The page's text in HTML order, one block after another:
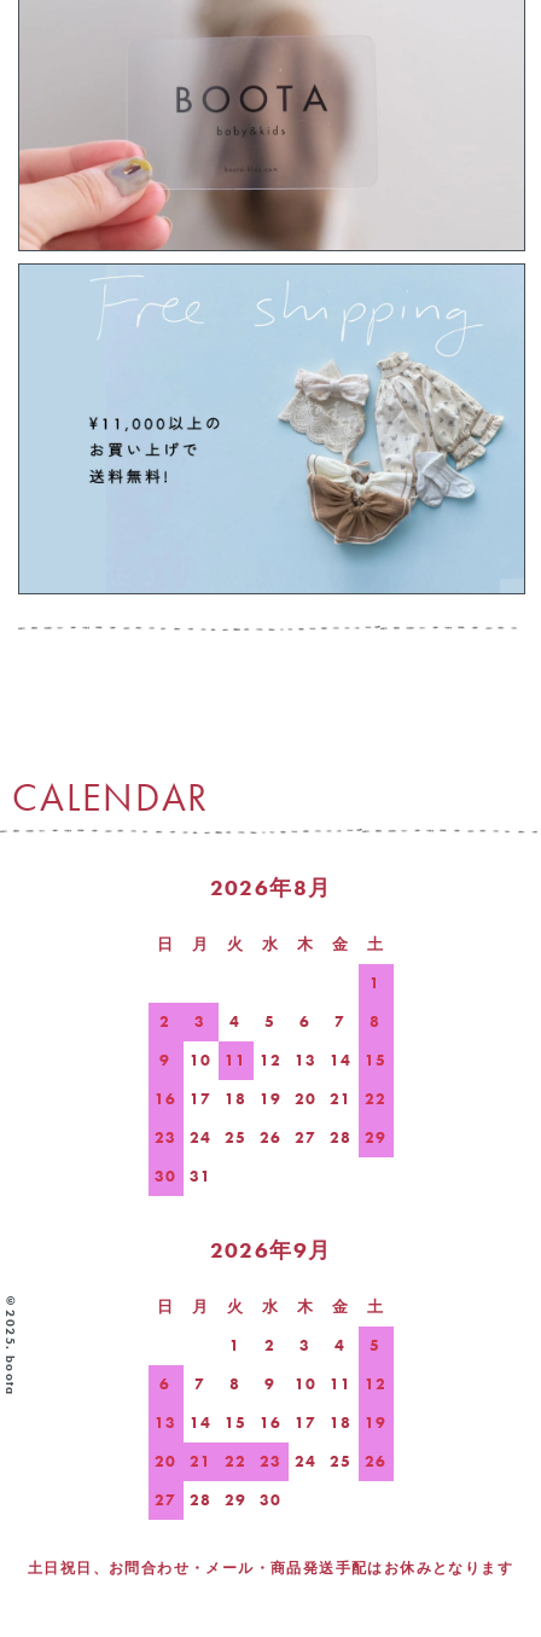
CALENDAR
2026年8月
日 月 火 水 木 金
土
1
2
3 4 5 6 7
8
9
10 11 12 13 14
15
16
17 18 19 20 21
22
23
24 25 26 27 28
29
30
31
2026年9月
日 月 火 水 木 金
土
1
2 3 4
5
6
7 8 9 10 11
12
13
14 15 16 17 18
19
20
21 22 23 24 25
26
27
28 29 30
土日祝日、お問合わせ・メール・商品発送手配はお休みとなります
©2025. boota